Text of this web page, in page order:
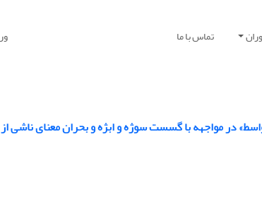
تماس با ما
در مواجهه با گسست سوژه و ابژه و بحران معنای ناشی از